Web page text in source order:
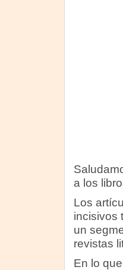
a los
Los
incisivos
un
revistas
En lo